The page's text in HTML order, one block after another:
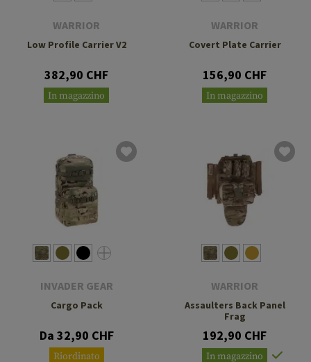
WARRIOR
Low Profile Carrier V2
382,90 CHF
In magazzino
WARRIOR
Covert Plate Carrier
156,90 CHF
In magazzino
INVADER GEAR
Cargo Pack
Da 32,90 CHF
Riordinato
WARRIOR
Assaulters Back Panel
Frag
192,90 CHF
In magazzino